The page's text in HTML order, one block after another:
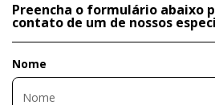
Preencha o formulário abaixo
contato de um de nossos
Nome